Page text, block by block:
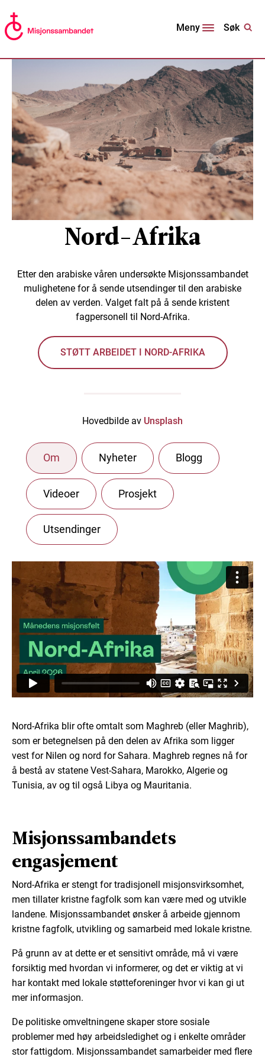
Meny Søk
Nord-Afrika
Etter den arabiske våren undersøkte Misjonssambandet
mulighetene for å sende utsendinger til den arabiske
delen av verden. Valget falt på å sende kristent
fagpersonell til Nord-Afrika.
STØTT ARBEIDET I NORD-AFRIKA
Hovedbilde av Unsplash
Om Nyheter Blogg
Videoer Prosjekt
Utsendinger
Nord-Afrika blir ofte omtalt som Maghreb (eller Maghrib),
som er betegnelsen på den delen av Afrika som ligger
vest for Nilen og nord for Sahara. Maghreb regnes nå for
å bestå av statene Vest-Sahara, Marokko, Algerie og
Tunisia, av og til også Libya og Mauritania.
Misjonssambandets
engasjement
Nord-Afrika er stengt for tradisjonell misjonsvirksomhet,
men tillater kristne fagfolk som kan være med og utvikle
landene. Misjonssambandet ønsker å arbeide gjennom
kristne fagfolk, utvikling og samarbeid med lokale kristne.
På grunn av at dette er et sensitivt område, må vi være
forsiktig med hvordan vi informerer, og det er viktig at vi
har kontakt med lokale støtteforeninger hvor vi kan gi ut
mer informasjon.
De politiske omveltningene skaper store sosiale
problemer med høy arbeidsledighet og i enkelte områder
stor fattigdom. Misjonssambandet samarbeider med flere